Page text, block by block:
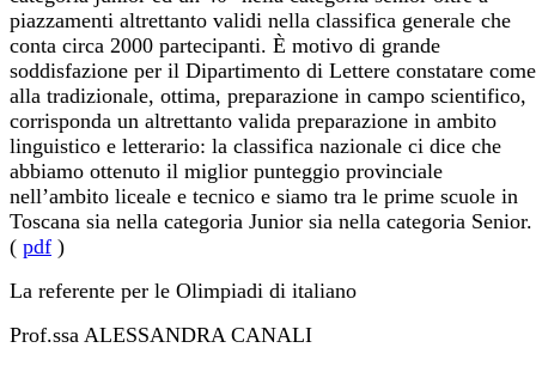
piazzamenti altrettanto validi nella classifica generale che
conta circa 2000 partecipanti. È motivo di grande
soddisfazione per il Dipartimento di Lettere constatare come
alla tradizionale, ottima, preparazione in campo scientifico,
corrisponda un altrettanto valida preparazione in ambito
linguistico e letterario: la classifica nazionale ci dice che
abbiamo ottenuto il miglior punteggio provinciale
nell’ambito liceale e tecnico e siamo tra le prime scuole in
Toscana sia nella categoria Junior sia nella categoria Senior.
( pdf )
La referente per le Olimpiadi di italiano
Prof.ssa ALESSANDRA CANALI